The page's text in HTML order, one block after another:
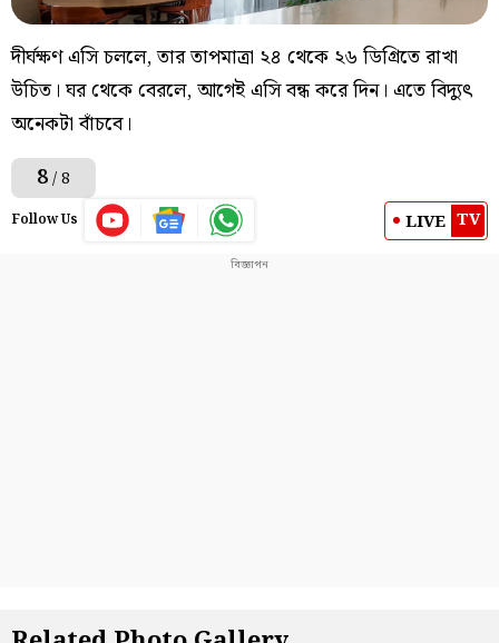
দীর্ঘক্ষণ এসি চললে, তার তাপমাত্রা ২৪ থেকে ২৬ ডিগ্রিতে রাখা
উচিত। ঘর থেকে বেরলে, আগেই এসি বন্ধ করে দিন। এতে বিদ্যুৎ
অনেকটা বাঁচবে।
8/ 8
Follow Us LIVE TV